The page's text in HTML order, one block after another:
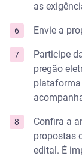
as
Envie a
Participe
pregão
Confira a
propostas
edital. É